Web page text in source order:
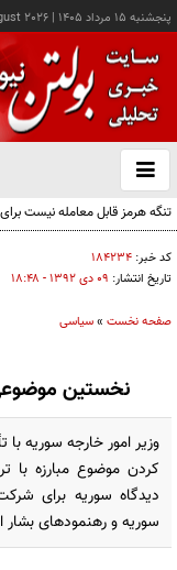
پنجشنبه ۱۵ مرداد ۱۴۰۵ |
2026
باز
و
تنگه هرمز قابل معامله نیست برای
کد خبر: ۱۸۴۲۳۴
تاریخ انتشار: ۰۹ دی ۱۳۹۲ - ۱۸:۴۸
صفحه نخست »سیاسی
نخستین موضوعی که
کردن موضوع مبارزه با
دیدگاه سوریه برای
سوریه و رهنمودهای